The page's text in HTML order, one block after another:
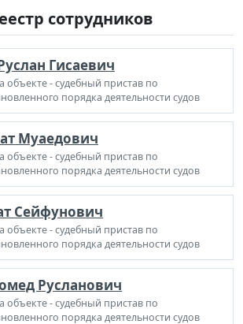
сотрудников
Гисаевич
- судебный пристав по
порядка деятельности судов
Муаедович
- судебный пристав по
порядка деятельности судов
Сейфунович
- судебный пристав по
порядка деятельности судов
Русланович
- судебный пристав по
порядка деятельности судов